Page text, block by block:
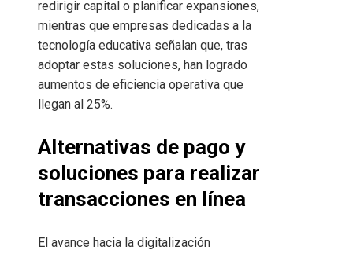
redirigir capital o planificar expansiones,
mientras que empresas dedicadas a la
tecnología educativa señalan que, tras
adoptar estas soluciones, han logrado
aumentos de eficiencia operativa que
llegan al 25%.
Alternativas de pago y
soluciones para realizar
transacciones en línea
El avance hacia la digitalización